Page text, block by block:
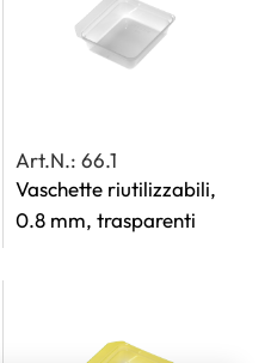
Art.N.: 66.1
Vaschette riutilizzabili,
0.8 mm, trasparenti